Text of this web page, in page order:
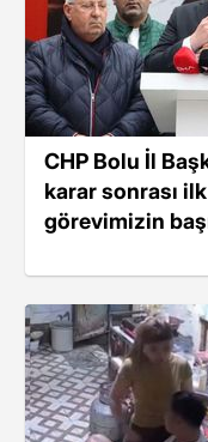
CHP Bolu İl
karar sonrası
görevimizin